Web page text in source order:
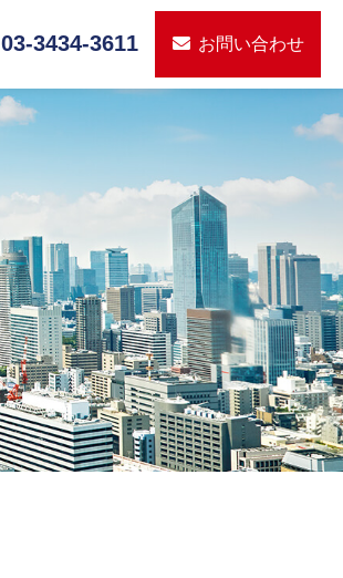
03-3434-3611 お問い合わせ